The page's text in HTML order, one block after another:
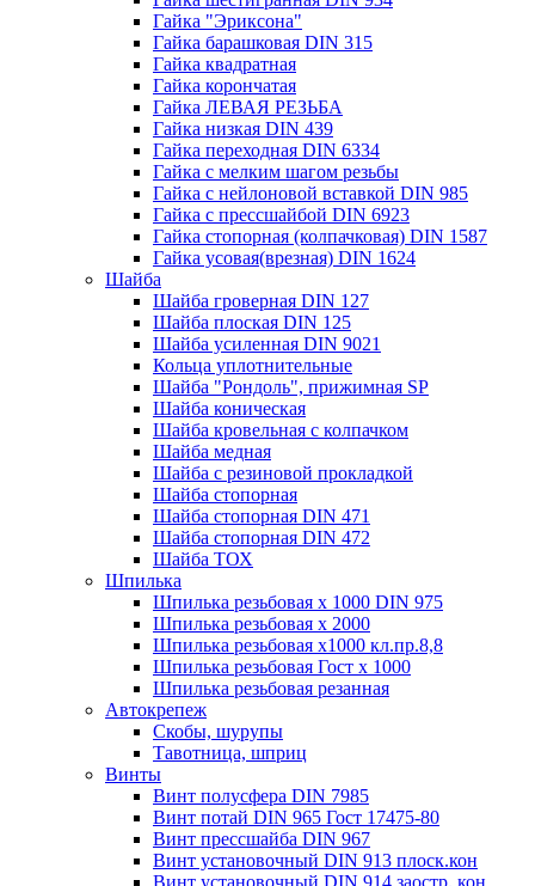
Гайка "Эриксона"
Гайка барашковая DIN 315
Гайка квадратная
Гайка корончатая
Гайка ЛЕВАЯ РЕЗЬБА
Гайка низкая DIN 439
Гайка переходная DIN 6334
Гайка с мелким шагом резьбы
Гайка с нейлоновой вставкой DIN 985
Гайка с прессшайбой DIN 6923
Гайка стопорная (колпачковая) DIN 1587
Гайка усовая(врезная) DIN 1624
Шайба
Шайба гроверная DIN 127
Шайба плоская DIN 125
Шайба усиленная DIN 9021
Кольца уплотнительные
Шайба "Рондоль", прижимная SP
Шайба коническая
Шайба кровельная с колпачком
Шайба медная
Шайба с резиновой прокладкой
Шайба стопорная
Шайба стопорная DIN 471
Шайба стопорная DIN 472
Шайба ТОХ
Шпилька
Шпилька резьбовая х 1000 DIN 975
Шпилька резьбовая х 2000
Шпилька резьбовая х1000 кл.пр.8,8
Шпилька резьбовая Гост х 1000
Шпилька резьбовая резанная
Автокрепеж
Скобы, шурупы
Тавотница, шприц
Винты
Винт полусфера DIN 7985
Винт потай DIN 965 Гост 17475-80
Винт прессшайба DIN 967
Винт установочный DIN 913 плоск.кон
Винт установочный DIN 914 заостр. кон